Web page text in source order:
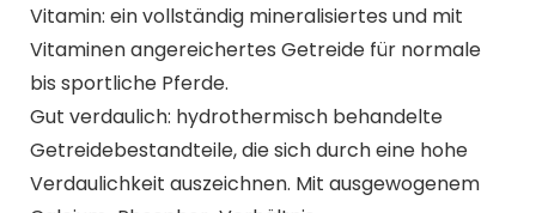
Vitamin: ein vollständig mineralisiertes und mit
Vitaminen angereichertes Getreide für normale
bis sportliche Pferde.
Gut verdaulich: hydrothermisch behandelte
Getreidebestandteile, die sich durch eine hohe
Verdaulichkeit auszeichnen. Mit ausgewogenem